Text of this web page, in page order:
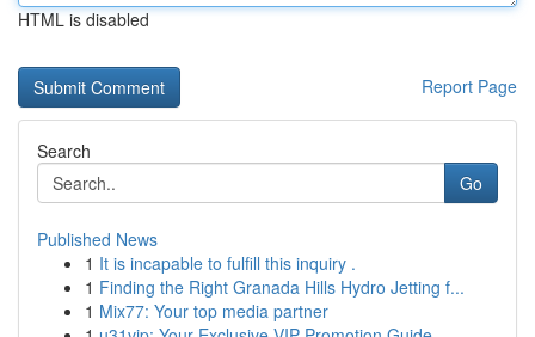
HTML is disabled
Report Page
Search
Go
Published News
1 It is incapable to fulfill this inquiry .
1 Finding the Right Granada Hills Hydro Jetting f...
1 Mix77: Your top media partner